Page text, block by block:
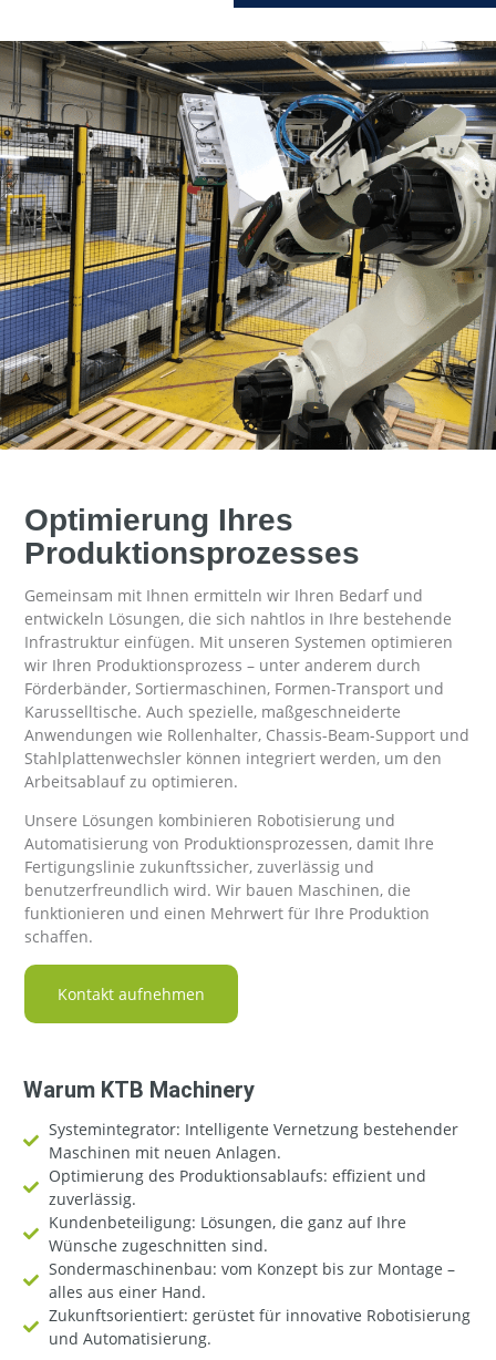
Optimierung Ihres
Produktionsprozesses
Gemeinsam mit Ihnen ermitteln wir Ihren Bedarf und
entwickeln Lösungen, die sich nahtlos in Ihre bestehende
Infrastruktur einfügen. Mit unseren Systemen optimieren
wir Ihren Produktionsprozess – unter anderem durch
Förderbänder, Sortiermaschinen, Formen-Transport und
Karusselltische. Auch spezielle, maßgeschneiderte
Anwendungen wie Rollenhalter, Chassis-Beam-Support und
Stahlplattenwechsler können integriert werden, um den
Arbeitsablauf zu optimieren.
Unsere Lösungen kombinieren Robotisierung und
Automatisierung von Produktionsprozessen, damit Ihre
Fertigungslinie zukunftssicher, zuverlässig und
benutzerfreundlich wird. Wir bauen Maschinen, die
funktionieren und einen Mehrwert für Ihre Produktion
schaffen.
Kontakt aufnehmen
Warum KTB Machinery
Systemintegrator: Intelligente Vernetzung bestehender
Maschinen mit neuen Anlagen.
Optimierung des Produktionsablaufs: effizient und
zuverlässig.
Kundenbeteiligung: Lösungen, die ganz auf Ihre
Wünsche zugeschnitten sind.
Sondermaschinenbau: vom Konzept bis zur Montage –
alles aus einer Hand.
Zukunftsorientiert: gerüstet für innovative Robotisierung
und Automatisierung.